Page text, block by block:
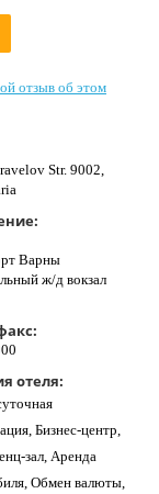
отзыв об этом
Str. 9002,
Варны
ж/д вокзал
отеля:
Бизнес-центр,
зал, Аренда
Обмен валюты,